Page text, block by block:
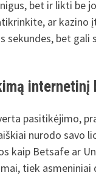
bet ir likti be
ar
sekundes, bet
internetinį
pasitikėjimo,
nurodo savo
kaip Betsafe ar
tiek